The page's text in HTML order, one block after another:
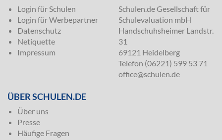
Login für Schulen
Login für Werbepartner
Datenschutz
Netiquette
Impressum
Schulen.de Gesellschaft für
Schulevaluation mbH
Handschuhsheimer Landstr.
31
69121 Heidelberg
Telefon (06221) 599 53 71
office@schulen.de
ÜBER SCHULEN.DE
Über uns
Presse
Häufige Fragen